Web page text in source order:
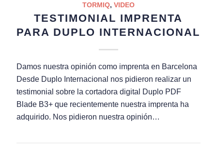
TORMIQ, VIDEO
TESTIMONIAL IMPRENTA
PARA DUPLO INTERNACIONAL
Damos nuestra opinión como imprenta en Barcelona
Desde Duplo Internacional nos pidieron realizar un
testimonial sobre la cortadora digital Duplo PDF
Blade B3+ que recientemente nuestra imprenta ha
adquirido. Nos pidieron nuestra opinión…